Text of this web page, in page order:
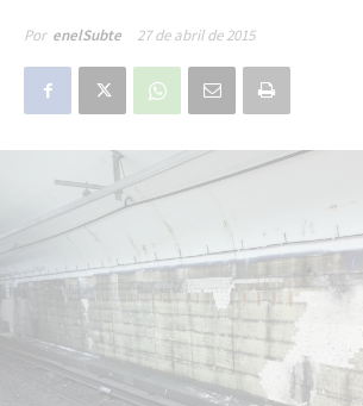
Por enelSubte 27 de abril de 2015